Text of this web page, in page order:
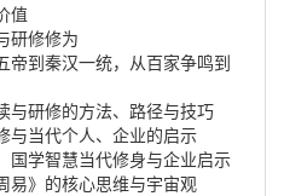
值
研修修为
帝到秦汉一统，从百家争鸣到
与研修的方法、路径与技巧
与当代个人、企业的启示
国学智慧当代修身与企业启示
易》的核心思维与宇宙观